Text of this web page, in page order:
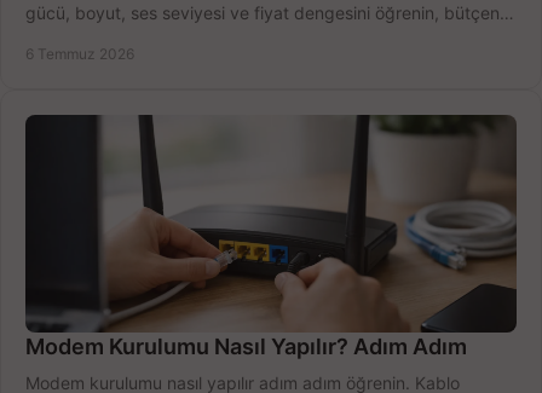
gücü, boyut, ses seviyesi ve fiyat dengesini öğrenin, bütçenizi
6 Temmuz 2026
Modem Kurulumu Nasıl Yapılır? Adım Adım
Modem kurulumu nasıl yapılır adım adım öğrenin. Kablo